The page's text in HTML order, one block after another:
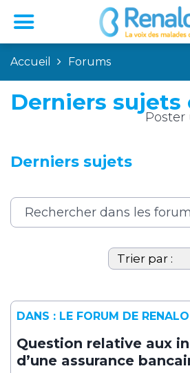
Accueil Forums
Derniers sujets
Derniers sujets
Question relative aux
d’une assurance
DANS : LE FORUM DE